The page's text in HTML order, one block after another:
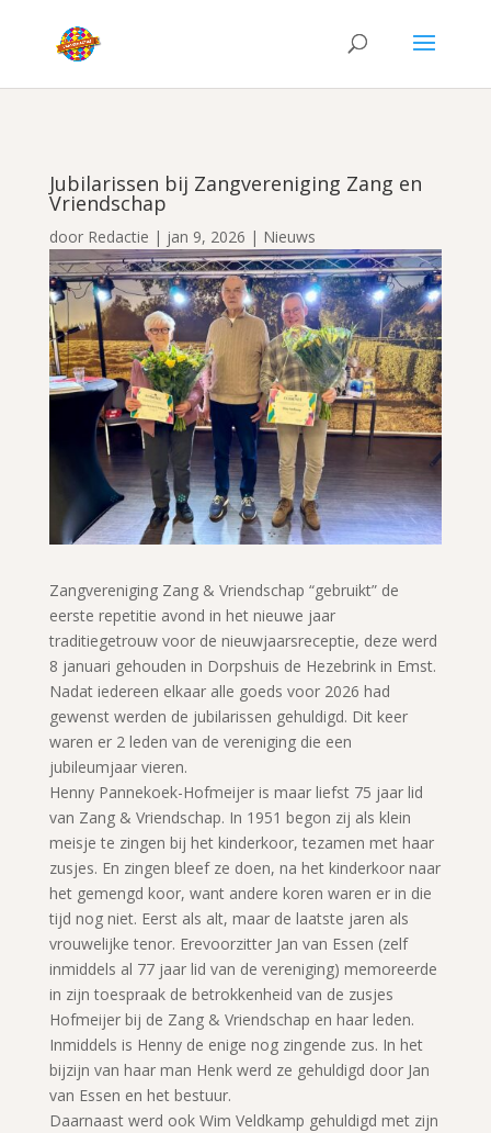
Jubilarissen bij Zangvereniging Zang en
Vriendschap
door Redactie | jan 9, 2026 | Nieuws
Zangvereniging Zang & Vriendschap “gebruikt” de
eerste repetitie avond in het nieuwe jaar
traditiegetrouw voor de nieuwjaarsreceptie, deze werd
8 januari gehouden in Dorpshuis de Hezebrink in Emst.
Nadat iedereen elkaar alle goeds voor 2026 had
gewenst werden de jubilarissen gehuldigd. Dit keer
waren er 2 leden van de vereniging die een
jubileumjaar vieren.
Henny Pannekoek-Hofmeijer is maar liefst 75 jaar lid
van Zang & Vriendschap. In 1951 begon zij als klein
meisje te zingen bij het kinderkoor, tezamen met haar
zusjes. En zingen bleef ze doen, na het kinderkoor naar
het gemengd koor, want andere koren waren er in die
tijd nog niet. Eerst als alt, maar de laatste jaren als
vrouwelijke tenor. Erevoorzitter Jan van Essen (zelf
inmiddels al 77 jaar lid van de vereniging) memoreerde
in zijn toespraak de betrokkenheid van de zusjes
Hofmeijer bij de Zang & Vriendschap en haar leden.
Inmiddels is Henny de enige nog zingende zus. In het
bijzijn van haar man Henk werd ze gehuldigd door Jan
van Essen en het bestuur.
Daarnaast werd ook Wim Veldkamp gehuldigd met zijn